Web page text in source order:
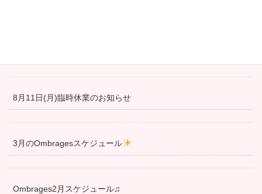
8月11日(月)臨時休業のお知らせ
3月のOmbragesスケジュール
Ombrages2月スケジュール♫